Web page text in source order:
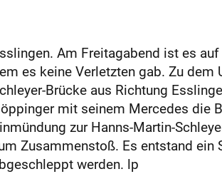
Am Freitagabend ist es
es keine Verletzten gab. Zu
Brücke aus Richtung
mit seinem Mercedes die
zur Hanns-Martin-
Zusammenstoß. Es entstand ein
werden. lp